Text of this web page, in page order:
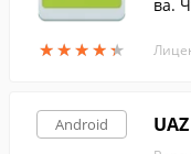
★★★★★
★★★★★
ва.
Android